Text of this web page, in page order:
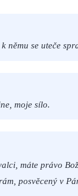
němu se uteče
moje sílo.
máte právo
posvěcený v